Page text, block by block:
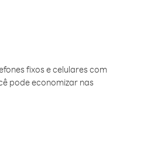
fixos e celulares com
pode economizar nas